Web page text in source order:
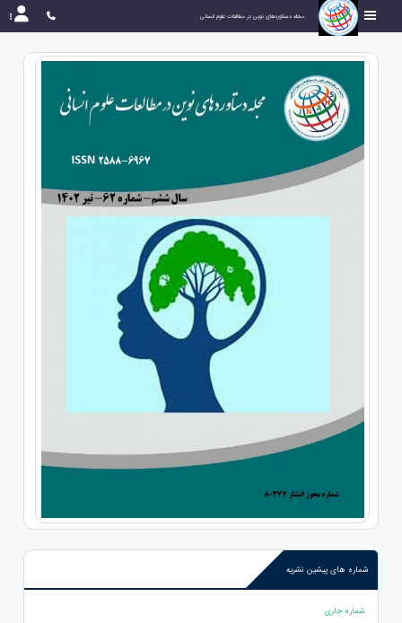
مجله دستاوردهای نوین در مطالعات علوم انسانی
شماره های پیشین نشریه
شماره جاری